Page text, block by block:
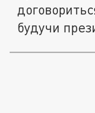
будучи